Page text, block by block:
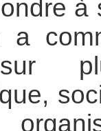
à
a